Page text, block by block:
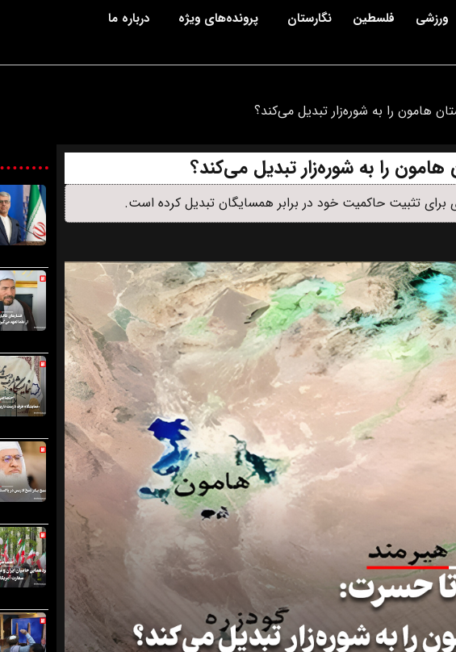
ورزشی فلسطین نگارستان پرونده‌های ویژه درباره ما
هامون را به شوره‌زار تبدیل می‌کند؟
را به شوره‌زار تبدیل می‌کند؟
تثبیت حاکمیت خود در برابر همسایگان تبدیل کرده است.